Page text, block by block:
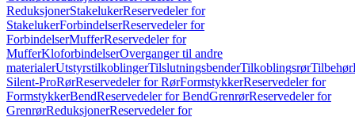
ReduksjonerStakelukerReservedeler for
StakelukerForbindelserReservedeler for
ForbindelserMufferReservedeler for
MufferKloforbindelserOverganger til andre
materialerUtstyrstilkoblingerTilslutningsbenderTilkoblingsrørTilbehør
Silent-ProRørReservedeler for RørFormstykkerReservedeler for
FormstykkerBendReservedeler for BendGrenrørReservedeler for
GrenrørReduksjonerReservedeler for